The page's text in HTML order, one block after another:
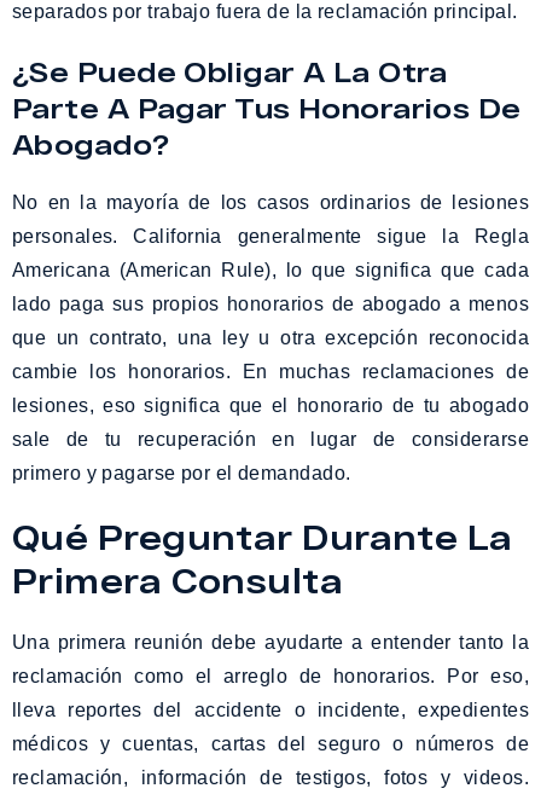
separados por trabajo fuera de la reclamación principal.
¿Se Puede Obligar A La Otra
Parte A Pagar Tus Honorarios De
Abogado?
No en la mayoría de los casos ordinarios de lesiones
personales. California generalmente sigue la Regla
Americana (American Rule), lo que significa que cada
lado paga sus propios honorarios de abogado a menos
que un contrato, una ley u otra excepción reconocida
cambie los honorarios. En muchas reclamaciones de
lesiones, eso significa que el honorario de tu abogado
sale de tu recuperación en lugar de considerarse
primero y pagarse por el demandado.
Qué Preguntar Durante La
Primera Consulta
Una primera reunión debe ayudarte a entender tanto la
reclamación como el arreglo de honorarios. Por eso,
lleva reportes del accidente o incidente, expedientes
médicos y cuentas, cartas del seguro o números de
reclamación, información de testigos, fotos y videos.